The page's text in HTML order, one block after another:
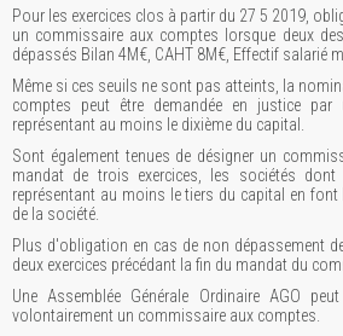
Pour les exercices clos à partir du 27 5 2019,
un commissaire aux comptes lorsque deux
dépassés Bilan 4M€, CAHT 8M€, Effectif salarié
Même si ces seuils ne sont pas atteints, la
comptes peut être demandée en justice
représentant au moins le dixième du capital.
Sont également tenues de désigner un
mandat de trois exercices, les sociétés
représentant au moins le tiers du capital en font
de la société.
Plus d'obligation en cas de non dépassement
deux exercices précédant la fin du mandat du
Une Assemblée Générale Ordinaire AGO
volontairement un commissaire aux comptes.